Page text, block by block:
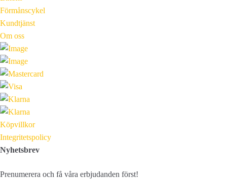
Förmånscykel
Kundtjänst
Om oss
Köpvillkor
Integritetspolicy
Nyhetsbrev
Prenumerera och få våra erbjudanden först!